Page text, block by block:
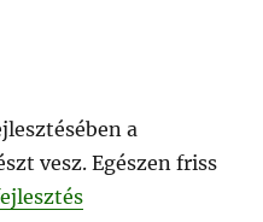
a
vesz. Egészen friss